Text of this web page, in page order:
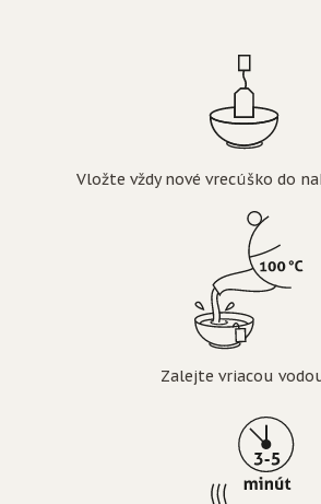
Vložte vždy nové vrecúško do
Zalejte vriacou